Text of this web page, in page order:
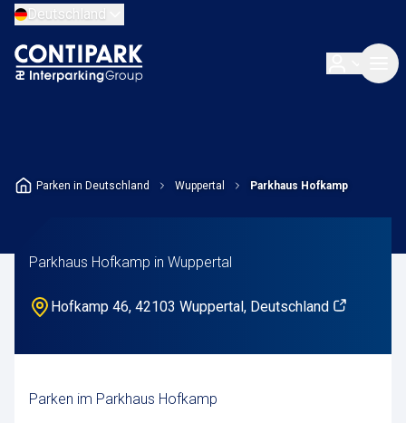
Deutschland
Parken in Deutschland Wuppertal Parkhaus Hofkamp
Parkhaus Hofkamp in Wuppertal
Hofkamp 46, 42103 Wuppertal, Deutschland
Parken im Parkhaus Hofkamp